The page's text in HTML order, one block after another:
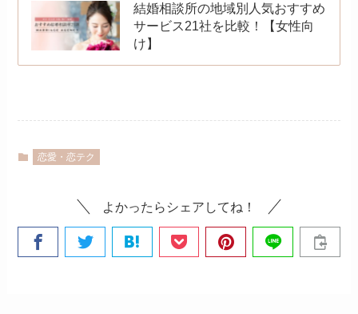
結婚相談所の地域別人気おすすめ
サービス21社を比較！【女性向
け】
恋愛・恋テク
よかったらシェアしてね！